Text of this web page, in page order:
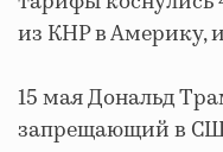
из КНР в Америку,
15 мая Дональд
запрещающий в